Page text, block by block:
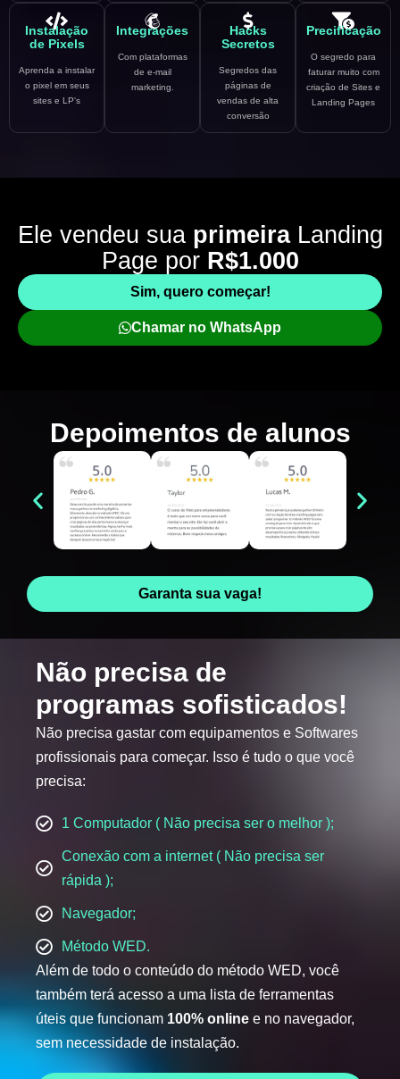
Instalação
de Pixels
Aprenda a instalar
o pixel em seus
sites e LP's
Integrações
Com plataformas
de e-mail
marketing.
Hacks
Secretos
Segredos das
páginas de
vendas de alta
conversão
Precificação
O segredo para
faturar muito com
criação de Sites e
Landing Pages
Ele vendeu sua primeira Landing
Page por R$1.000
Sim, quero começar!
Chamar no WhatsApp
Depoimentos de alunos
Garanta sua vaga!
Não precisa de
programas sofisticados!
Não precisa gastar com equipamentos e Softwares
profissionais para começar. Isso é tudo o que você
precisa:
1 Computador ( Não precisa ser o melhor );
Conexão com a internet ( Não precisa ser
rápida );
Navegador;
Método WED.
Além de todo o conteúdo do método WED, você
também terá acesso a uma lista de ferramentas
úteis que funcionam 100% online e no navegador,
sem necessidade de instalação.